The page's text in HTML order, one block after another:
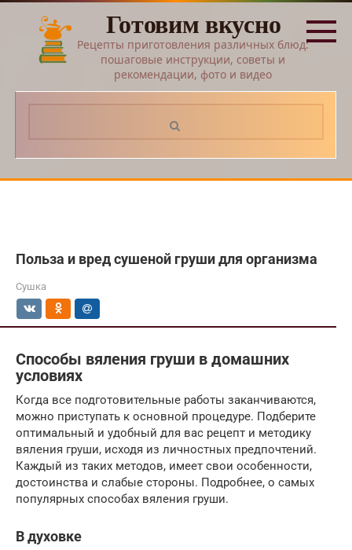
Перейти
контенту
Готовим вкусно
Рецепты приготовления различных блюд:
пошаговые инструкции, советы и
рекомендации, фото и видео
Польза и вред сушеной груши для организма
Сушка
Способы вяления груши в домашних
условиях
Когда все подготовительные работы заканчиваются,
можно приступать к основной процедуре. Подберите
оптимальный и удобный для вас рецепт и методику
вяления груши, исходя из личностных предпочтений.
Каждый из таких методов, имеет свои особенности,
достоинства и слабые стороны. Подробнее, о самых
популярных способах вяления груши.
В духовке